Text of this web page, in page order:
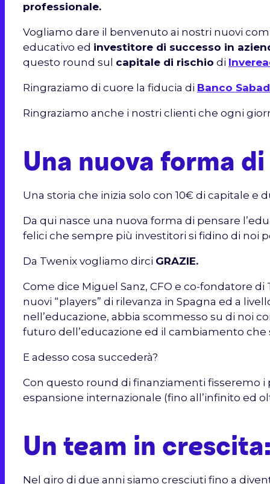
professionale.
Vogliamo dare il benvenuto ai nostri nuovi
educativo ed investitore di successo in
questo round sul capitale di rischio di
Ringraziamo di cuore la fiducia di Banco
Ringraziamo anche i nostri clienti che ogni
Una nuova forma
Una storia che inizia solo con 10€ di capitale
Da qui nasce una nuova forma di pensare
felici che sempre più investitori si fidino di noi
Da Twenix vogliamo dirci GRAZIE.
Come dice Miguel Sanz, CFO e co-fondatore
nuovi “players” di rilevanza in Spagna ed a
nell’educazione, abbia scommesso su di noi
futuro dell’educazione ed il cambiamento che
E adesso cosa succederà?
Con questo round di finanziamenti fisseremo
espansione internazionale (fino all’infinito ed
Un team in
Nel giro di due anni siamo cresciuti fino a